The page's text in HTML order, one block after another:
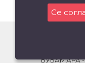
БУБАМАРА -
Се